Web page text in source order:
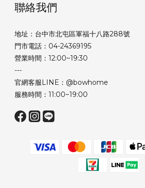
聯絡我們
地址：台中市北屯區軍福十八路288號
門市電話：04-24369195
營業時間：12:00~19:30
---
官網客服LINE：@bowhome
服務時間：11:00~19:00